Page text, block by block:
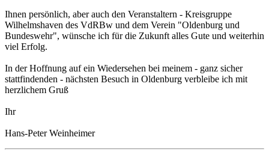
Ihnen persönlich, aber auch den Veranstaltern - Kreisgruppe
Wilhelmshaven des VdRBw und dem Verein "Oldenburg und
Bundeswehr", wünsche ich für die Zukunft alles Gute und weiterhin
viel Erfolg.
In der Hoffnung auf ein Wiedersehen bei meinem - ganz sicher
stattfindenden - nächsten Besuch in Oldenburg verbleibe ich mit
herzlichem Gruß
Ihr
Hans-Peter Weinheimer